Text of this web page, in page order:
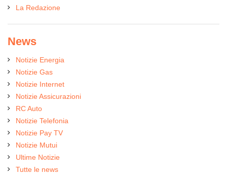
La Redazione
News
Notizie Energia
Notizie Gas
Notizie Internet
Notizie Assicurazioni
RC Auto
Notizie Telefonia
Notizie Pay TV
Notizie Mutui
Ultime Notizie
Tutte le news